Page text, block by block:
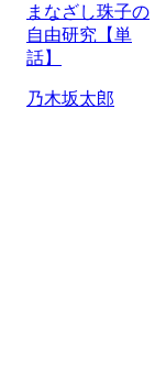
まなざし珠子の
自由研究【単
話】
乃木坂太郎